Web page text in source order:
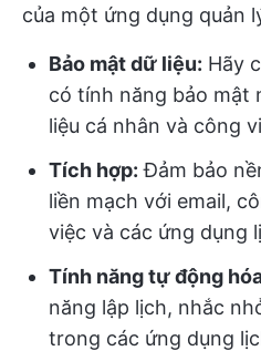
của một ứng dụng quản
Bảo mật dữ liệu: Hãy
có tính năng bảo mật
liệu cá nhân và công
Tích hợp: Đảm bảo
liền mạch với email,
việc và các ứng dụng
Tính năng tự động
năng lập lịch, nhắc
trong các ứng dụng